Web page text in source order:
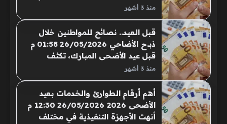
يبحث المواطنون عن مواعيد تشغيل
مترو الأنفاق والقطار الكهربائي الخفيف
والقطارات خلال إجازة عيد الأضحى
المبارك 2026.
منذ 3 أشهر
قبل العيد.. نصائح للمواطنين خلال
ذبـ.ح الأضاحي 26/05/2026 01:58 م
قبل عيد الأضحى المبارك، تكثف
الجهات الحكومية استعداداتها لضمان
تنظيم ذبـ.ح الأضاحي بصورة آمنة
وصحية، من خلال تعزيز الرقابة
البيطرية والتموينية، ورفع درجة
الجاهزية بالمجازر والأسواق.
منذ 3 أشهر
أهم أرقام الطوارئ والخدمات بعيد
الأضحى 2026 26/05/2026 12:30 م
أنهت الأجهزة التنفيذية في مختلف